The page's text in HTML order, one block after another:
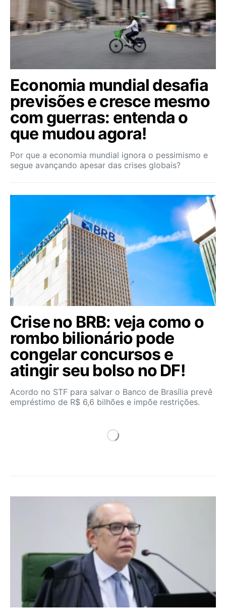
Economia mundial desafia
previsões e cresce mesmo
com guerras: entenda o
que mudou agora!
Por que a economia mundial ignora o pessimismo e
segue avançando apesar das crises globais?
Crise no BRB: veja como o
rombo bilionário pode
congelar concursos e
atingir seu bolso no DF!
Acordo no STF para salvar o Banco de Brasília prevê
empréstimo de R$ 6,6 bilhões e impõe restrições.